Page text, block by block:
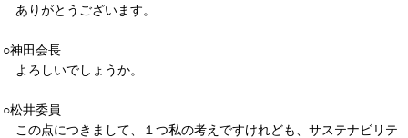
ありがとうございます。
○神田会長
よろしいでしょうか。
○松井委員
この点につきまして、１つ私の考えですけれども、サステナビリテ